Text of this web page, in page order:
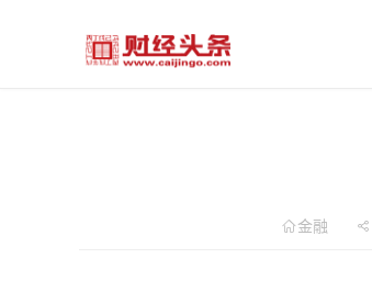
金融